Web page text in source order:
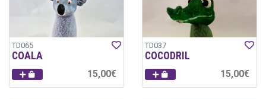
TD065
COALA
15,00€
TD037
COCODRIL
15,00€